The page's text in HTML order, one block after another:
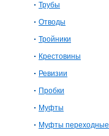
Трубы
Отводы
Тройники
Крестовины
Ревизии
Пробки
Муфты
Муфты переходные